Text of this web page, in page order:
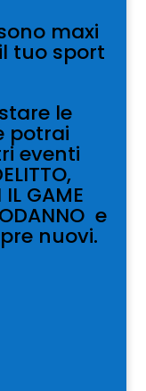
maxi
tuo sport
le
potrai
eventi
GAME
e
nuovi.